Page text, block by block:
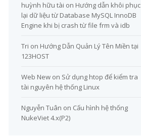
huỳnh hữu tài on Hướng dẫn khôi phục
lại dữ liệu từ Database MySQL InnoDB
Engine khi bị crash từ file frm và idb
Tri on Hướng Dẫn Quản Lý Tên Miền tại
123HOST
Web Newon Sử dụng htop để kiểm tra
tài nguyên hệ thống Linux
Nguyễn Tuân on Cấu hình hệ thống
NukeViet 4.x(P2)